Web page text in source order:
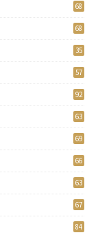
68
68
35
57
92
63
69
66
63
67
84